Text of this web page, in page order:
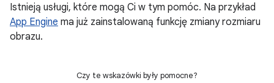
Istnieją usługi, które mogą Ci w tym pomóc. Na przykład
App Engine ma już zainstalowaną funkcję zmiany rozmiaru
obrazu.
Czy te wskazówki były pomocne?